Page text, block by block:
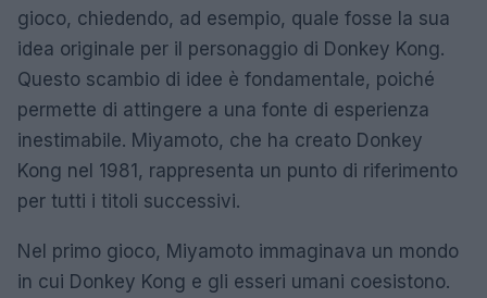
gioco, chiedendo, ad esempio, quale fosse la sua
idea originale per il personaggio di Donkey Kong.
Questo scambio di idee è fondamentale, poiché
permette di attingere a una fonte di esperienza
inestimabile. Miyamoto, che ha creato Donkey
Kong nel 1981, rappresenta un punto di riferimento
per tutti i titoli successivi.
Nel primo gioco, Miyamoto immaginava un mondo
in cui Donkey Kong e gli esseri umani coesistono.